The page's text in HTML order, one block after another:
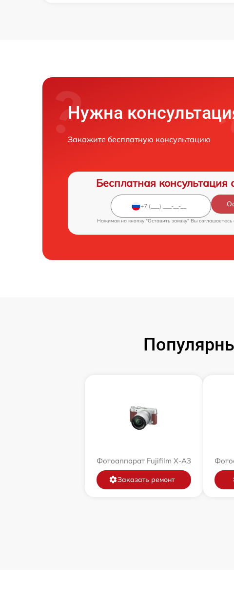
Нужна
Закажите бесплатную консультацию
Бесплатная консультация
Нажимая на кнопку "Оставить заявку" Вы соглашаетесь
Фотоаппарат Fujifilm X-A3
Заказать ремонт